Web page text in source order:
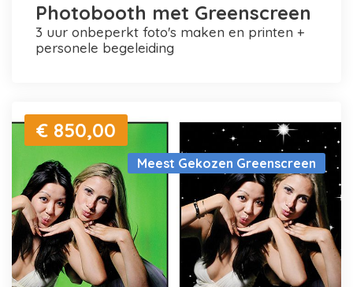
Photobooth met Greenscreen
3 uur onbeperkt foto's maken en printen +
personele begeleiding
Meest Gekozen Greenscreen
€ 850,00